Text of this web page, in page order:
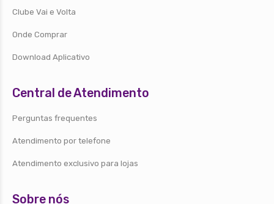
Clube Vai e Volta
Onde Comprar
Download Aplicativo
Central de Atendimento
Perguntas frequentes
Atendimento por telefone
Atendimento exclusivo para lojas
Sobre nós